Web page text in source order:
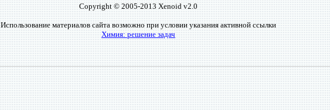
Copyright © 2005-2013 Xenoid v2.0
Использование материалов сайта возможно при условии указания активной ссылки
Химия: решение задач